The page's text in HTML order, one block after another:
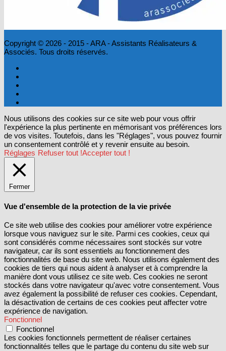
Copyright © 2026 - 2015 - ARA - Assistants Réalisateurs &
Associés. Tous droits réservés.
Nous utilisons des cookies sur ce site web pour vous offrir
l'expérience la plus pertinente en mémorisant vos préférences lors
de vos visites. Toutefois, dans les "Réglages", vous pouvez fournir
un consentement contrôlé et y revenir ensuite au besoin.
Réglages Refuser tout !Accepter tout !
Fermer
Vue d'ensemble de la protection de la vie privée
Ce site web utilise des cookies pour améliorer votre expérience
lorsque vous naviguez sur le site. Parmi ces cookies, ceux qui
sont considérés comme nécessaires sont stockés sur votre
navigateur, car ils sont essentiels au fonctionnement des
fonctionnalités de base du site web. Nous utilisons également des
cookies de tiers qui nous aident à analyser et à comprendre la
manière dont vous utilisez ce site web. Ces cookies ne seront
stockés dans votre navigateur qu'avec votre consentement. Vous
avez également la possibilité de refuser ces cookies. Cependant,
la désactivation de certains de ces cookies peut affecter votre
expérience de navigation.
Fonctionnel
Fonctionnel
Les cookies fonctionnels permettent de réaliser certaines
fonctionnalités telles que le partage du contenu du site web sur